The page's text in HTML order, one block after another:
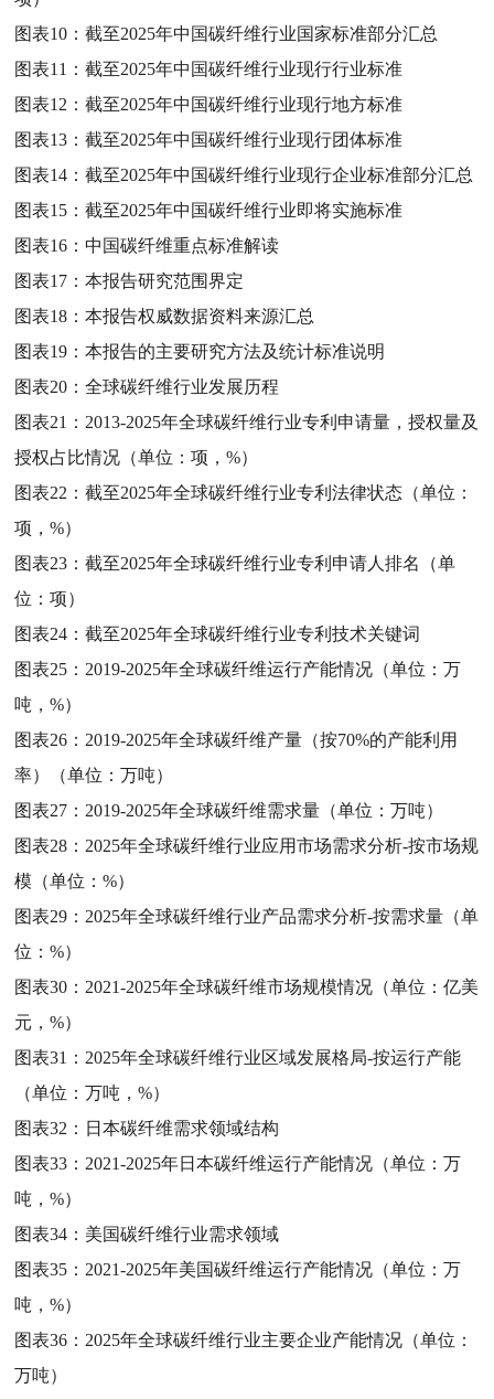
图表10：截至2025年中国碳纤维行业国家标准部分汇总
图表11：截至2025年中国碳纤维行业现行行业标准
图表12：截至2025年中国碳纤维行业现行地方标准
图表13：截至2025年中国碳纤维行业现行团体标准
图表14：截至2025年中国碳纤维行业现行企业标准部分汇总
图表15：截至2025年中国碳纤维行业即将实施标准
图表16：中国碳纤维重点标准解读
图表17：本报告研究范围界定
图表18：本报告权威数据资料来源汇总
图表19：本报告的主要研究方法及统计标准说明
图表20：全球碳纤维行业发展历程
图表21： 2013-2025年全球碳纤维行业专利申请量，授权量及
授权占比情况（单位：项，%）
图表22：截至2025年全球碳纤维行业专利法律状态（单位：
项，%）
图表23：截至2025年全球碳纤维行业专利申请人排名（单
位：项）
图表24：截至2025年全球碳纤维行业专利技术关键词
图表25： 2019-2025年全球碳纤维运行产能情况（单位：万
吨，%）
图表26： 2019-2025年全球碳纤维产量（按70%的产能利用
率）（单位：万吨）
图表27： 2019-2025年全球碳纤维需求量（单位：万吨）
图表28： 2025年全球碳纤维行业应用市场需求分析-按市场规
模（单位：%）
图表29： 2025年全球碳纤维行业产品需求分析-按需求量（单
位：%）
图表30： 2021-2025年全球碳纤维市场规模情况（单位：亿美
元，%）
图表31： 2025年全球碳纤维行业区域发展格局-按运行产能
（单位：万吨，%）
图表32： 日本碳纤维需求领域结构
图表33： 2021-2025年日本碳纤维运行产能情况（单位：万
吨，%）
图表34： 美国碳纤维行业需求领域
图表35： 2021-2025年美国碳纤维运行产能情况（单位：万
吨，%）
图表36： 2025年全球碳纤维行业主要企业产能情况（单位：
万吨）